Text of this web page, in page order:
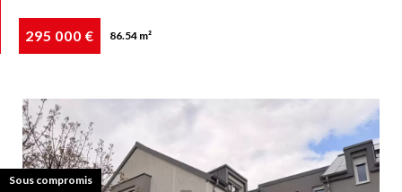
295 000 € 86.54 m²
Exclusivité
Sous compromis